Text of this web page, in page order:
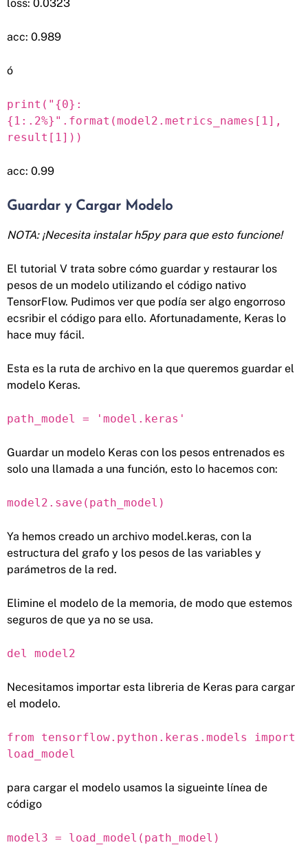
loss: 0.0323
acc: 0.989
ó
print("{0}:
{1:.2%}".format(model2.metrics_names[1],
result[1]))
acc: 0.99
Guardar y Cargar Modelo
NOTA: ¡Necesita instalar h5py para que esto funcione!
El tutorial V trata sobre cómo guardar y restaurar los
pesos de un modelo utilizando el código nativo
TensorFlow. Pudimos ver que podía ser algo engorroso
ecsribir el código para ello. Afortunadamente, Keras lo
hace muy fácil.
Esta es la ruta de archivo en la que queremos guardar el
modelo Keras.
path_model = 'model.keras'
Guardar un modelo Keras con los pesos entrenados es
solo una llamada a una función, esto lo hacemos con:
model2.save(path_model)
Ya hemos creado un archivo model.keras, con la
estructura del grafo y los pesos de las variables y
parámetros de la red.
Elimine el modelo de la memoria, de modo que estemos
seguros de que ya no se usa.
del model2
Necesitamos importar esta libreria de Keras para cargar
el modelo.
from tensorflow.python.keras.models import
load_model
para cargar el modelo usamos la sigueinte línea de
código
model3 = load_model(path_model)